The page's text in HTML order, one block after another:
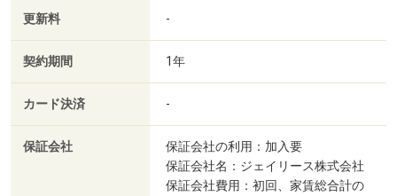
更新料 -
契約期間 1年
カード決済 -
保証会社
保証会社の利用：加入要
保証会社名：ジェイリース株式会社
保証会社費用：初回、家賃総合計の